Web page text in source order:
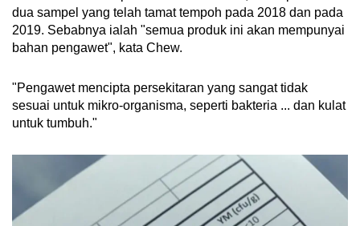
dua sampel yang telah tamat tempoh pada 2018 dan pada
2019. Sebabnya ialah "semua produk ini akan mempunyai
bahan pengawet", kata Chew.
"Pengawet mencipta persekitaran yang sangat tidak
sesuai untuk mikro-organisma, seperti bakteria ... dan kulat
untuk tumbuh."